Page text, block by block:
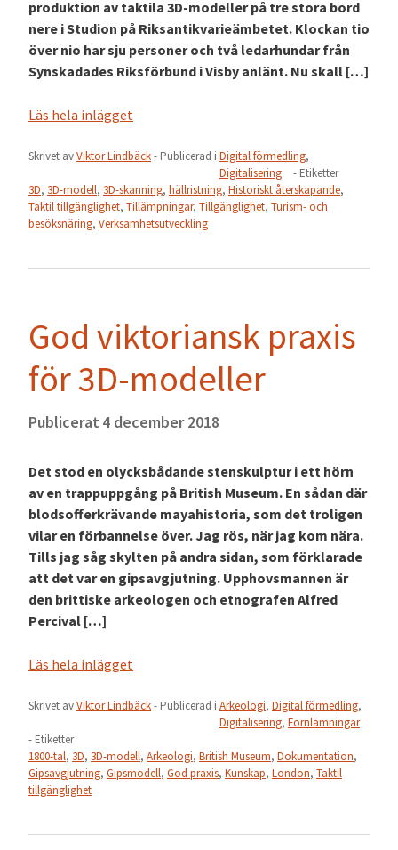
produktion av taktila 3D-modeller på tre stora bord
nere i Studion på Riksantikvarieämbetet. Klockan tio
över nio har sju personer och två ledarhundar från
Synskadades Riksförbund i Visby anlänt. Nu skall […]
Läs hela inlägget
Skrivet avViktor Lindbäck- Publicerad i Digital förmedling,
Digitalisering
- Etiketter
3D, 3D-modell, 3D-skanning, hällristning, Historiskt återskapande,
Taktil tillgänglighet, Tillämpningar, Tillgänglighet, Turism- och
besöksnäring, Verksamhetsutveckling
God viktoriansk praxis
för 3D-modeller
Publicerat 4 december 2018
Det stod en olycksbådande stenskulptur i ett hörn
av en trappuppgång på British Museum. En sådan där
blodsofferkrävande mayahistoria, som det troligen
vilar en förbannelse över. Jag rös, när jag kom nära.
Tills jag såg skylten på andra sidan, som förklarade
att det var en gipsavgjutning. Upphovsmannen är
den brittiske arkeologen och etnografen Alfred
Percival […]
Läs hela inlägget
Skrivet avViktor Lindbäck- Publicerad i Arkeologi, Digital förmedling,
Digitalisering, Fornlämningar
- Etiketter
1800-tal, 3D, 3D-modell, Arkeologi, British Museum, Dokumentation,
Gipsavgjutning, Gipsmodell, God praxis, Kunskap, London, Taktil
tillgänglighet